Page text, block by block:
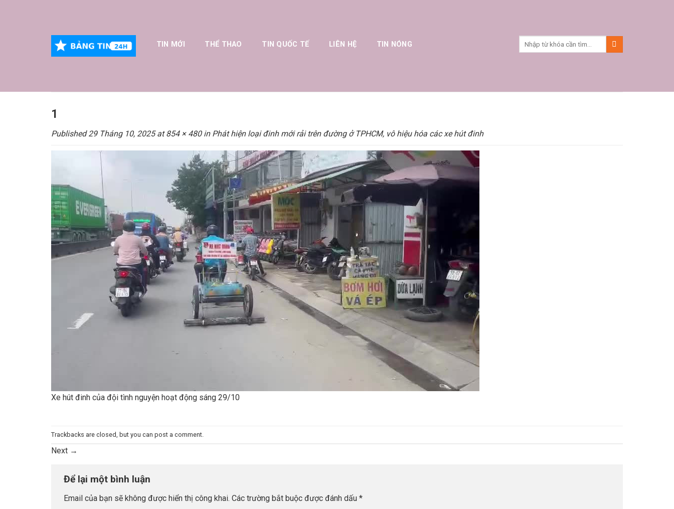
TIN MỚI THỂ THAO TIN QUỐC TẾ LIÊN HỆ TIN NÓNG
1
Published29 Tháng 10, 2025at854 × 480in Phát hiện loại đinh mới rải trên đường ở TPHCM, vô hiệu hóa các xe hút đinh
Xe hút đinh của đội tình nguyện hoạt động sáng 29/10
Trackbacks are closed, but you can post a comment
Next →
Để lại một bình luận
Email của bạn sẽ không được hiển thị công khai. Các trường bắt buộc được đánh dấu *